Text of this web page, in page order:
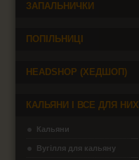
ЗАПАЛЬНИЧКИ
ПОПІЛЬНИЦІ
HEADSHOP (ХЕДШОП)
КАЛЬЯНИ І ВСЕ ДЛЯ НИХ
Кальяни
Вугілля для кальяну